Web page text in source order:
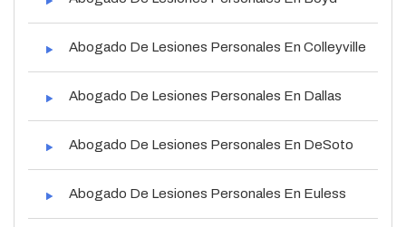
Abogado De Lesiones Personales En Colleyville
Abogado De Lesiones Personales En Dallas
Abogado De Lesiones Personales En DeSoto
Abogado De Lesiones Personales En Euless